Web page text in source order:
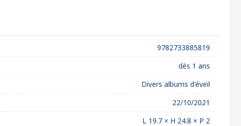
9782733885819
dès 1 ans
Divers albums d'éveil
22/10/2021
L 19.7 × H 24.8 × P 2